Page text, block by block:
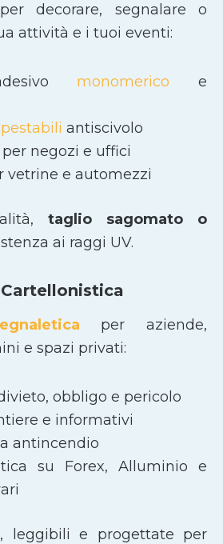
decorare, segnalare o
attività e i tuoi eventi:
monomerico e
antiscivolo
per negozi e uffici
vetrine e automezzi
taglio sagomato
o
ai raggi UV.
per aziende,
e spazi privati:
obbligo e pericolo
e informativi
antincendio
su Forex, Alluminio e
leggibili e progettate per